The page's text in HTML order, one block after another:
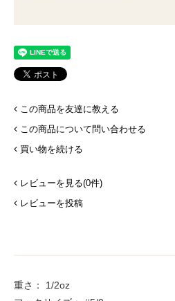
この商品を友達に教える
この商品について問い合わせる
買い物を続ける
レビューを見る(0件)
レビューを投稿
重さ： 1/2oz